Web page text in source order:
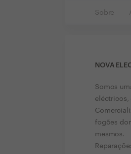
Sobre
NOVA
Somos
eléctricos,
fogões
mesmos.